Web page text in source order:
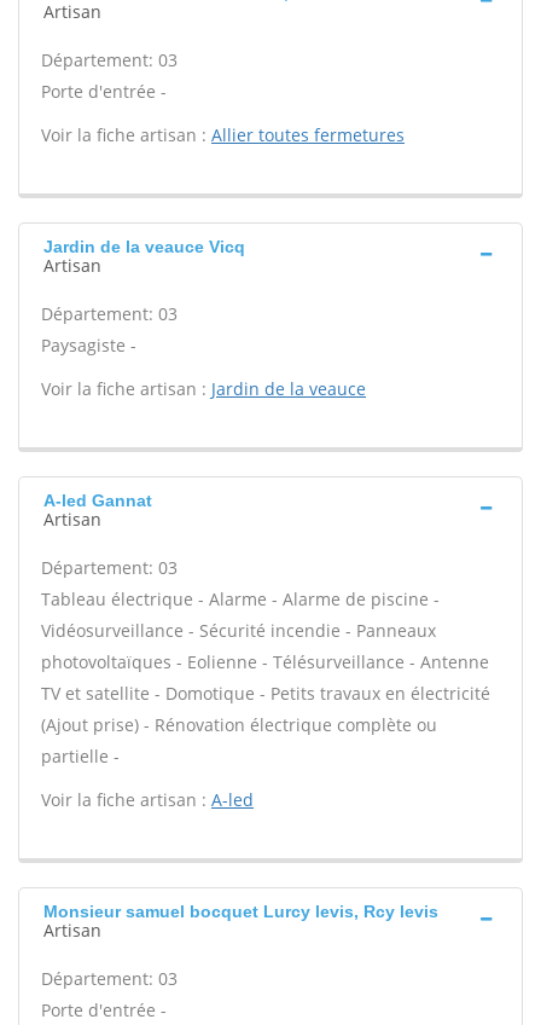
Artisan
Département: 03
Porte d'entrée -
Voir la fiche artisan : Allier toutes fermetures
Jardin de la veauce Vicq
Artisan
Département: 03
Paysagiste -
Voir la fiche artisan : Jardin de la veauce
A-led Gannat
Artisan
Département: 03
Tableau électrique - Alarme - Alarme de piscine -
Vidéosurveillance - Sécurité incendie - Panneaux
photovoltaïques - Eolienne - Télésurveillance - Antenne
TV et satellite - Domotique - Petits travaux en électricité
(Ajout prise) - Rénovation électrique complète ou
partielle -
Voir la fiche artisan : A-led
Monsieur samuel bocquet Lurcy levis, Rcy levis
Artisan
Département: 03
Porte d'entrée -